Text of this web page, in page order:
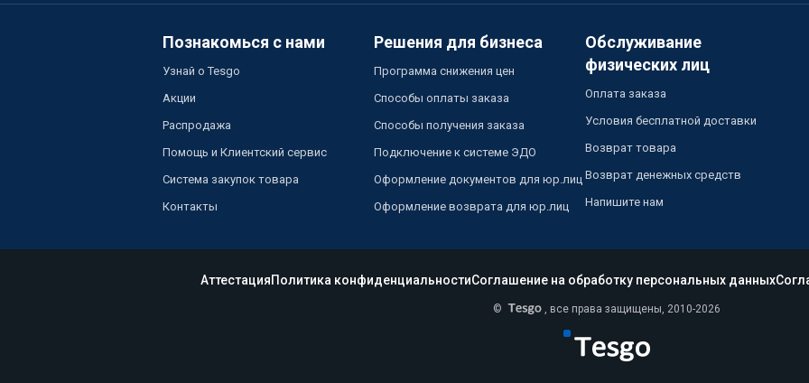
Познакомься с нами
Узнай о Tesgo
Акции
Распродажа
Помощь и Клиентский сервис
Система закупок товара
Контакты
Решения для бизнеса
Программа снижения цен
Способы оплаты заказа
Способы получения заказа
Подключение к системе ЭДО
Оформление документов для юр.лиц
Оформление возврата для юр.лиц
Обслуживание
физических лиц
Оплата заказа
Условия бесплатной доставки
Возврат товара
Возврат денежных средств
Напишите нам
АттестацияПолитика конфиденциальностиСоглашение на обработку персональных данных
© , все права защищены, 2010-2026